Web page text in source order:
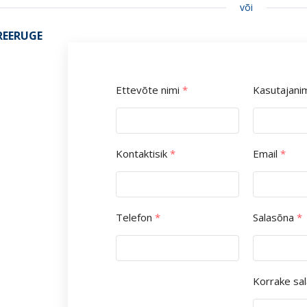
või
Ettevõte nimi *
Kontaktisik *
Telefon *
Email *
Salasõna *
Korrake